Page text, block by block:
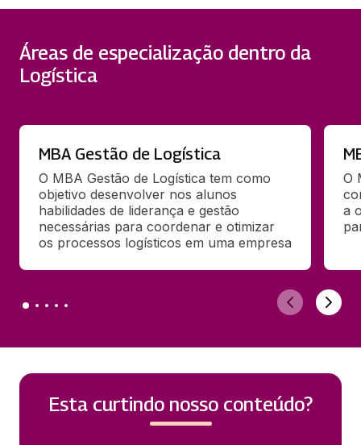
Áreas de especialização dentro da
Logística
MBA Gestão de Logística
O MBA Gestão de Logística tem como
objetivo desenvolver nos alunos
habilidades de liderança e gestão
necessárias para coordenar e otimizar
os processos logísticos em uma empresa
O
a
Esta curtindo nosso conteúdo?